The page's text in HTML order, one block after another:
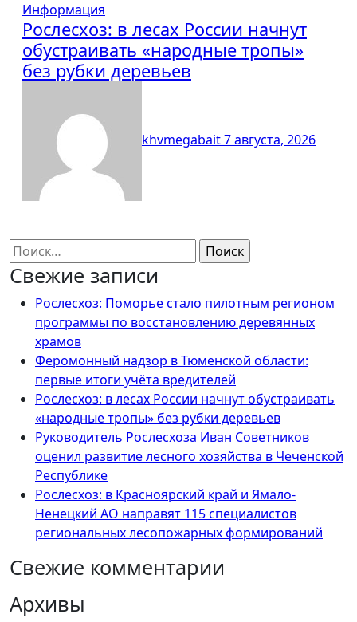
Информация
Рослесхоз: в лесах России начнут
обустраивать «народные тропы»
без рубки деревьев
khvmegabait7 августа, 2026
Найти:
Свежие записи
Рослесхоз: Поморье стало пилотным регионом
программы по восстановлению деревянных
храмов
Феромонный надзор в Тюменской области:
первые итоги учёта вредителей
Рослесхоз: в лесах России начнут обустраивать
«народные тропы» без рубки деревьев
Руководитель Рослесхоза Иван Советников
оценил развитие лесного хозяйства в Чеченской
Республике
Рослесхоз: в Красноярский край и Ямало-
Ненецкий АО направят 115 специалистов
региональных лесопожарных формирований
Свежие комментарии
Архивы